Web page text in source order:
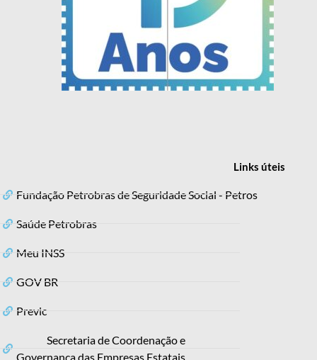
Linksúteis
Fundação Petrobras de Seguridade Social - Petros
Saúde Petrobras
Meu INSS
GOV BR
Previc
Secretaria de Coordenação e
Governança das Empresas Estatais